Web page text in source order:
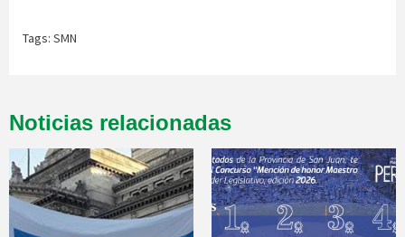
Tags: SMN
Noticias relacionadas